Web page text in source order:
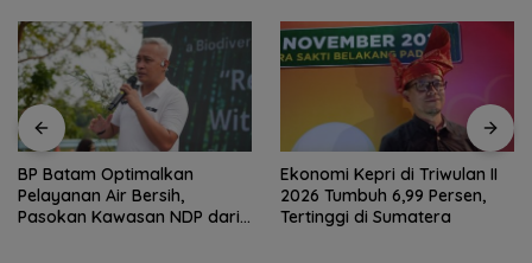
BP Batam Optimalkan
Pelayanan Air Bersih,
Pasokan Kawasan NDP dari
Ekonomi Kepri di Triwulan II
2026 Tumbuh 6,99 Persen,
Tertinggi di Sumatera